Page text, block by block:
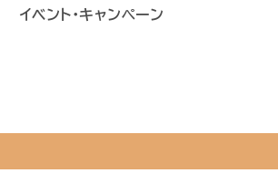
イベント・キャンペーン